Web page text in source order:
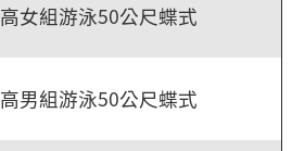
高女組游泳50公尺蝶式
高男組游泳50公尺蝶式